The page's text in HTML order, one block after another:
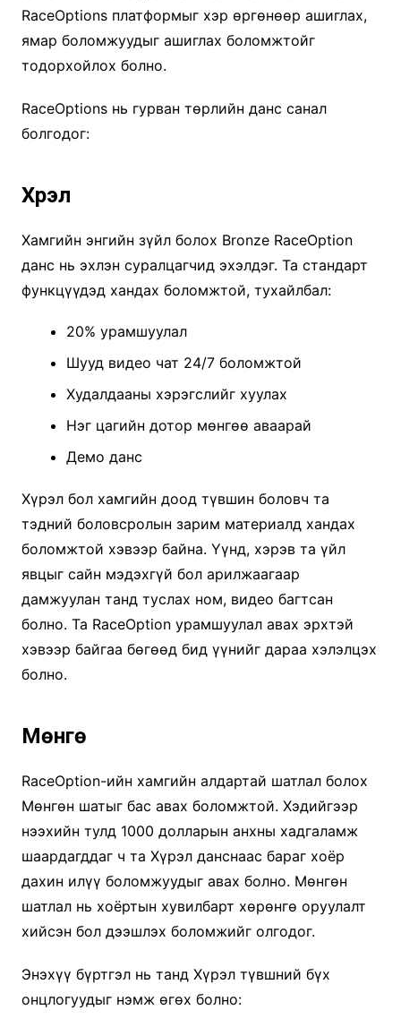
RaceOptions платформыг хэр өргөнөөр ашиглах,
ямар боломжуудыг ашиглах боломжтойг
тодорхойлох болно.
RaceOptions нь гурван төрлийн данс санал
болгодог:
Хүрэл
Хамгийн энгийн зүйл болох Bronze RaceOption
данс нь эхлэн суралцагчид эхэлдэг. Та стандарт
функцүүдэд хандах боломжтой, тухайлбал:
20% урамшуулал
Шууд видео чат 24/7 боломжтой
Худалдааны хэрэгслийг хуулах
Нэг цагийн дотор мөнгөө аваарай
Демо данс
Хүрэл бол хамгийн доод түвшин боловч та
тэдний боловсролын зарим материалд хандах
боломжтой хэвээр байна. Үүнд, хэрэв та үйл
явцыг сайн мэдэхгүй бол арилжаагаар
дамжуулан танд туслах ном, видео багтсан
болно. Та RaceOption урамшуулал авах эрхтэй
хэвээр байгаа бөгөөд бид үүнийг дараа хэлэлцэх
болно.
Мөнгө
RaceOption-ийн хамгийн алдартай шатлал болох
Мөнгөн шатыг бас авах боломжтой. Хэдийгээр
нээхийн тулд 1000 долларын анхны хадгаламж
шаардагддаг ч та Хүрэл данснаас бараг хоёр
дахин илүү боломжуудыг авах болно. Мөнгөн
шатлал нь хоёртын хувилбарт хөрөнгө оруулалт
хийсэн бол дээшлэх боломжийг олгодог.
Энэхүү бүртгэл нь танд Хүрэл түвшний бүх
онцлогуудыг нэмж өгөх болно: